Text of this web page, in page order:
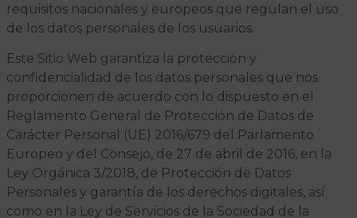
requisitos nacionales y europeos que regulan el uso
de los datos personales de los usuarios.
Este Sitio Web garantiza la protección y
confidencialidad de los datos personales que nos
proporcionen de acuerdo con lo dispuesto en el
Reglamento General de Protección de Datos de
Carácter Personal (UE) 2016/679 del Parlamento
Europeo y del Consejo, de 27 de abril de 2016, en la
Ley Orgánica 3/2018, de Protección de Datos
Personales y garantía de los derechos digitales, así
como en la Ley de Servicios de la Sociedad de la